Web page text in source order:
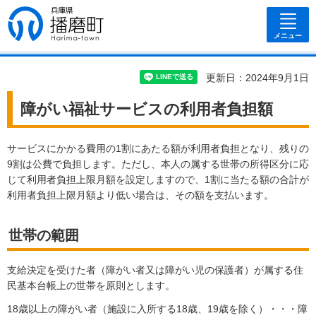
兵庫県 播磨
町
メニュー
更新日：2024年9月1日
障がい福祉サービスの利用者負担額
サービスにかかる費用の1割にあたる額が利用者負担となり、残りの
9割は公費で負担します。ただし、本人の属する世帯の所得区分に応
じて利用者負担上限月額を設定しますので、1割に当たる額の合計が
利用者負担上限月額より低い場合は、その額を支払います。
世帯の範囲
支給決定を受けた者（障がい者又は障がい児の保護者）が属する住
民基本台帳上の世帯を原則とします。
18歳以上の障がい者（施設に入所する18歳、19歳を除く）・・・障